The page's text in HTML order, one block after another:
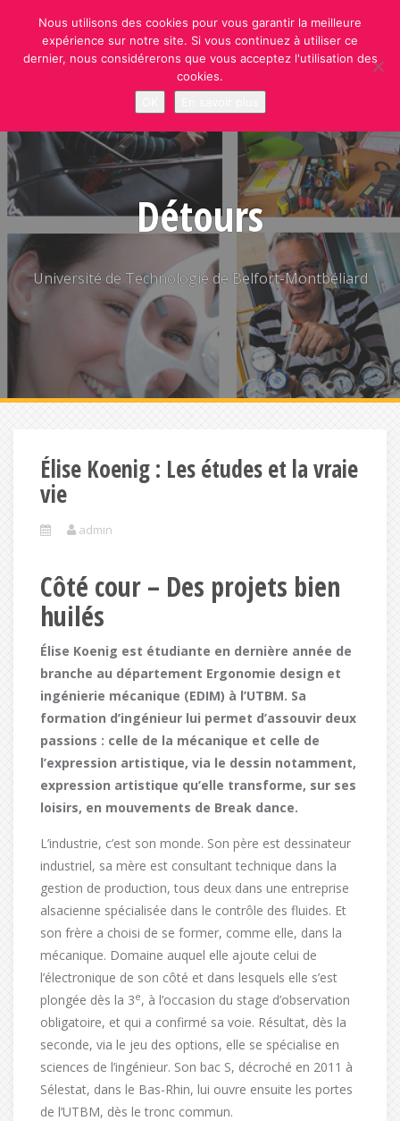
content
Détours
Université de Technologie de Belfort-Montbéliard
Élise Koenig : Les études et la vraie
vie
admin
Côté cour – Des projets bien
huilés
Élise Koenig est étudiante en dernière année de
branche au département Ergonomie design et
ingénierie mécanique (EDIM) à l’UTBM. Sa
formation d’ingénieur lui permet d’assouvir deux
passions : celle de la mécanique et celle de
l’expression artistique, via le dessin notamment,
expression artistique qu’elle transforme, sur ses
loisirs, en mouvements de Break dance.
L’industrie, c’est son monde. Son père est dessinateur
industriel, sa mère est consultant technique dans la
gestion de production, tous deux dans une entreprise
alsacienne spécialisée dans le contrôle des fluides. Et
son frère a choisi de se former, comme elle, dans la
mécanique. Domaine auquel elle ajoute celui de
l’électronique de son côté et dans lesquels elle s’est
plongée dès la 3e, à l’occasion du stage d’observation
obligatoire, et qui a confirmé sa voie. Résultat, dès la
seconde, via le jeu des options, elle se spécialise en
sciences de l’ingénieur. Son bac S, décroché en 2011 à
Sélestat, dans le Bas-Rhin, lui ouvre ensuite les portes
de l’UTBM, dès le tronc commun.
Nous utilisons des cookies pour vous garantir la meilleure
expérience sur notre site. Si vous continuez à utiliser ce
dernier, nous considérerons que vous acceptez l'utilisation des
cookies.